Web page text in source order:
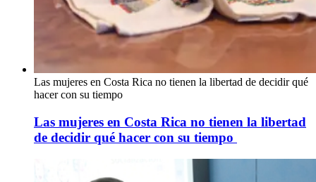
Las mujeres en Costa Rica no tienen la libertad de decidir qué
hacer con su tiempo
Las mujeres en Costa Rica no tienen la libertad
de decidir qué hacer con su tiempo